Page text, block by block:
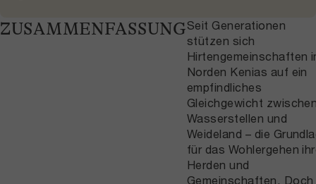
ZUSAMMENFASSUNGSeit Generationen
stützen sich
Hirtengemeinschaften
Norden Kenias auf ein
empfindliches
Gleichgewicht
Wasserstellen und
Weideland – die
für das Wohlergehen
Herden und
Gemeinschaften. Doch